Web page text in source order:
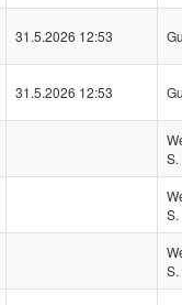
31.5.2026 12:53
31.5.2026 12:53
S.
S.
S.